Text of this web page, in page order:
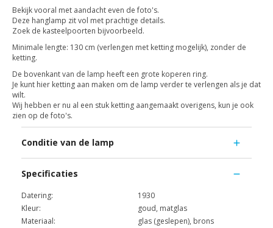
Bekijk vooral met aandacht even de foto's.
Deze hanglamp zit vol met prachtige details.
Zoek de kasteelpoorten bijvoorbeeld.
Minimale lengte: 130 cm (verlengen met ketting mogelijk), zonder de
ketting.
De bovenkant van de lamp heeft een grote koperen ring.
Je kunt hier ketting aan maken om de lamp verder te verlengen als je dat
wilt.
Wij hebben er nu al een stuk ketting aangemaakt overigens, kun je ook
zien op de foto's.
Conditie van de lamp
Specificaties
Datering:
1930
Kleur:
goud, matglas
Materiaal:
glas (geslepen), brons